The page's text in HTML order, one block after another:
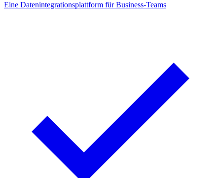
Eine Datenintegrationsplattform für Business-Teams